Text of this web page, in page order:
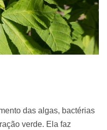
das algas, bactérias
verde. Ela faz